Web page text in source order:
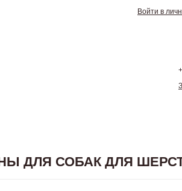
Войти в
ДЛЯ СОБАК ДЛЯ